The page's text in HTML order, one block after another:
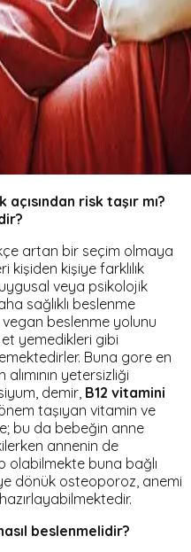
risk taşır mı?
artan bir seçim olmaya
kişiden kişiye farklılık
veya psikolojik
sağlıklı beslenme
beslenme yolunu
yemedikleri gibi
Buna gore en
yetersizliği
demir, B12 vitamini
taşıyan vitamin ve
bu da bebeğin anne
annenin de
olabilmekte buna bağlı
dönük osteoporoz, anemi
beslenmelidir?